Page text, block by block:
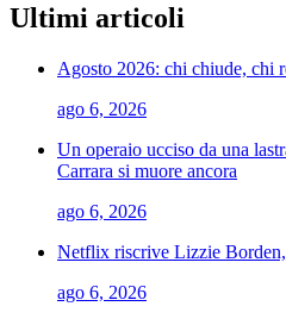
Ultimi articoli
Agosto 2026: chi chiude, chi
ago 6, 2026
Un operaio ucciso da una
Carrara si muore ancora
ago 6, 2026
Netflix riscrive Lizzie
ago 6, 2026